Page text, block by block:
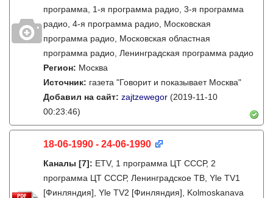
программа, 1-я программа радио, 3-я программа
радио, 4-я программа радио, Московская
программа радио, Московская областная
программа радио, Ленинградская программа радио
Регион: Москва
Источник: газета "Говорит и показывает Москва"
Добавил на сайт: zajtzewegor (2019-11-10
00:23:46)
18-06-1990 - 24-06-1990
Каналы [7]: ETV, 1 программа ЦТ СССР, 2
программа ЦТ СССР, Ленинградское ТВ, Yle TV1
[Финляндия], Yle TV2 [Финляндия], Kolmoskanava